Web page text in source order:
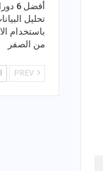
أفضل
تحليل
باستخدام
من الصفر